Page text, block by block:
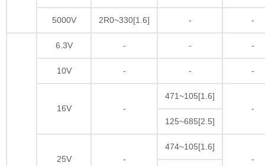
5000V 2R0~330[1.6] - -
6.3V - - -
10V - - -
16V -
471~105[1.6]
-
125~685[2.5]
25V -
474~105[1.6]
-